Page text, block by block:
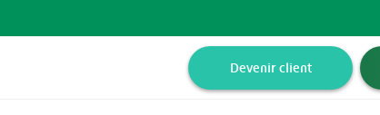
Devenir client